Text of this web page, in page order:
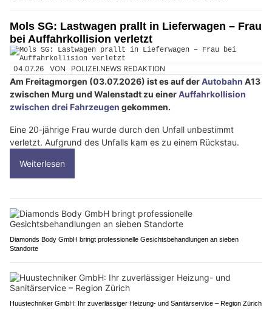
Mols SG: Lastwagen prallt in Lieferwagen – Frau
bei Auffahrkollision verletzt
04.07.26 VON POLIZEI.NEWS REDAKTION
Am Freitagmorgen (03.07.2026) ist es auf derAutobahn A13
zwischen Murg und Walenstadt zu einerAuffahrkollision
zwischen drei Fahrzeugen gekommen.
Eine 20-jährige Frau wurde durch den Unfall unbestimmt
verletzt. Aufgrund des Unfalls kam es zu einem Rückstau.
Weiterlesen
Diamonds Body GmbH bringt professionelle Gesichtsbehandlungen an sieben
Standorte
Huustechniker GmbH: Ihr zuverlässiger Heizung- und Sanitärservice – Region Zürich